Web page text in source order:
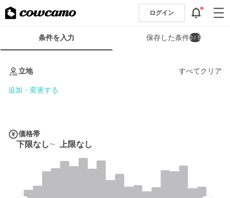
ログイン
条
条件を入力 保存した条件0 / 5
立地 すべてクリア
追加・変更する
価格帯
下限なし 上限なし